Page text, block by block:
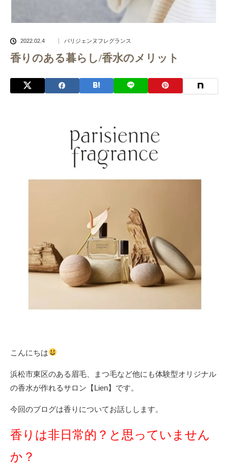
2022.02.4 パリジェンヌフレグランス
香りのある暮らし/香水のメリット
こんにちは
浜松市東区のある眉毛、まつ毛など他にも体験型オリジナル
の香水が作れるサロン【Lien】です。
今回のブログは香りについてお話しします。
香りは非日常的？と思っていません
か？